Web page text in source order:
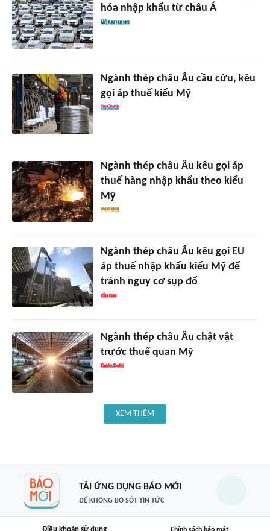
hóa nhập khẩu từ châu Á
Ngành thép châu Âu cầu cứu, kêu
gọi áp thuế kiểu Mỹ
Ngành thép châu Âu kêu gọi áp
thuế hàng nhập khẩu theo kiểu
Mỹ
Ngành thép châu Âu kêu gọi EU
áp thuế nhập khẩu kiểu Mỹ để
tránh nguy cơ sụp đổ
Ngành thép châu Âu chật vật
trước thuế quan Mỹ
XEM THÊM
TẢI ỨNG DỤNG BÁO MỚI
ĐỂ KHÔNG BỎ SÓT TIN TỨC